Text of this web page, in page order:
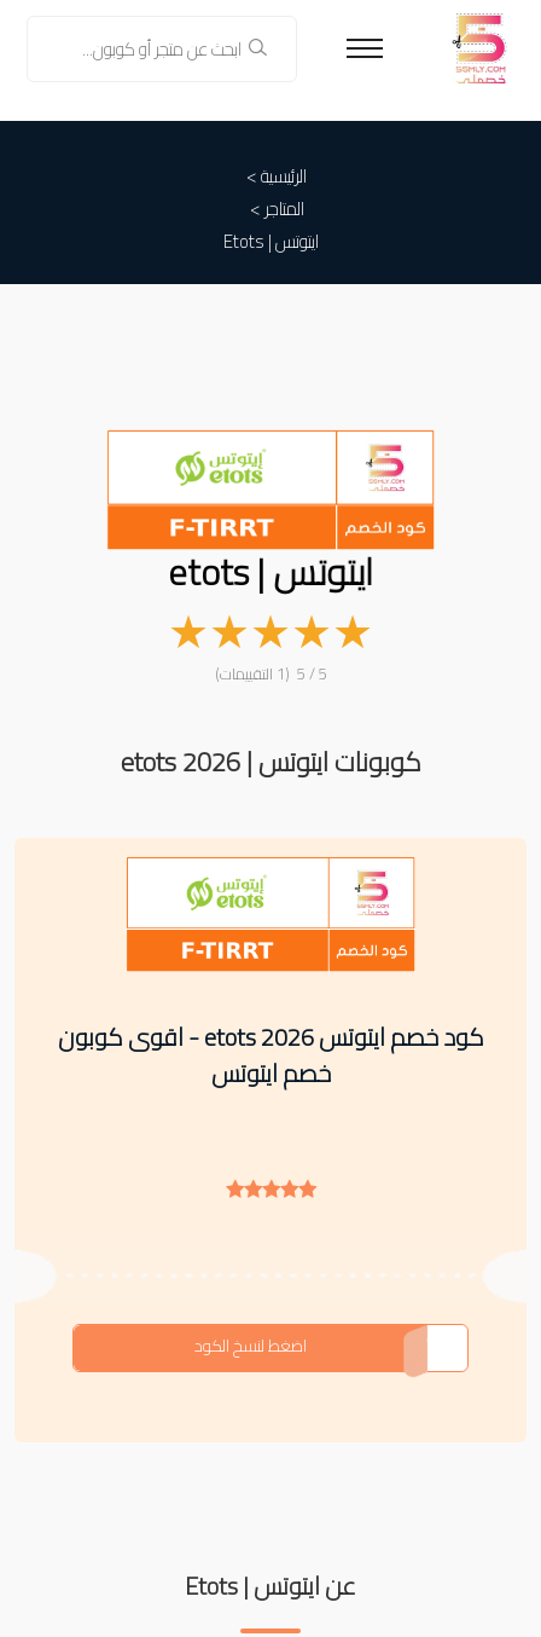
الرئيسية >
المتاجر >
ايتوتس | Etots
ايتوتس | etots
★
★
★
★
★ 5 / 5 (1 التقييمات)
كوبونات ايتوتس | etots 2026
كود خصم ايتوتس etots 2026 - اقوى كوبون
خصم ايتوتس
F-TIRRT
اضغط لنسخ الكود
عن ايتوتس | Etots